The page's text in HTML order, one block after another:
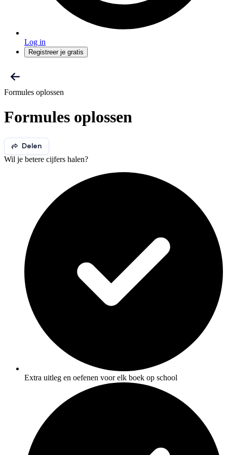
Log in
Registreer je gratis
Formules oplossen
Formules oplossen
Delen
Wil je betere cijfers halen?
Extra uitleg en oefenen voor elk boek op school